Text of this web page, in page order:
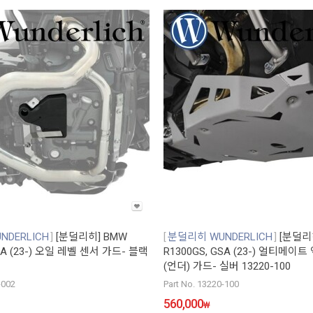
[분덜리히] BMW
(23-) 오일 레벨 센서 가드- 블랙
분덜리히 WUNDERLICH
[분덜
R1300GS, GSA (23-) 얼티메이트
(언더) 가드- 실버 13220-100
Part No. 13220-100
560,000₩